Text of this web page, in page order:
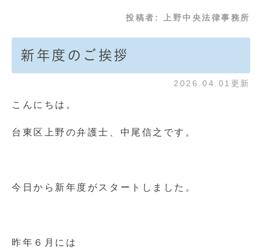
投稿者: 上野中央法律事務所
新年度のご挨拶
2026.04.01更新
こんにちは。
台東区上野の弁護士、中尾信之です。
今日から新年度がスタートしました。
昨年６月には